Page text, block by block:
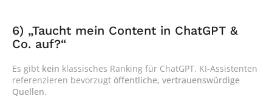
6) „Taucht mein Content in ChatGPT &
Co. auf?“
Es gibt kein klassisches Ranking für ChatGPT. KI-Assistenten
referenzieren bevorzugt öffentliche, vertrauenswürdige
Quellen.